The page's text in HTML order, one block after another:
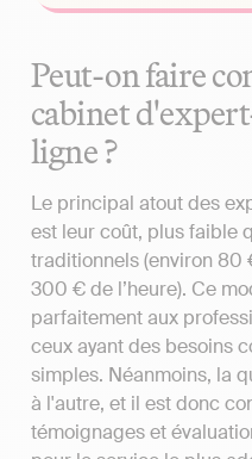
Peut-on faire
cabinet
ligne ?
Le principal atout des
est leur coût, plus faible
traditionnels (environ 80
300 € de l’heure). Ce
parfaitement aux
ceux ayant des besoins
simples. Néanmoins, la
à l'autre, et il est donc
témoignages et